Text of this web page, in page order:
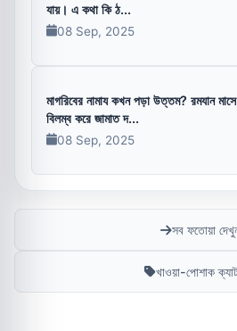
যায়। এ কথা কি ঠ...
08 Sep, 2025
মাগরিবের নামায কখন পড়া উত্তম? রমযান
বিলম্ব করে জামাত দ...
08 Sep, 2025
সব ফতোয়া
খাওয়া-পোশাক